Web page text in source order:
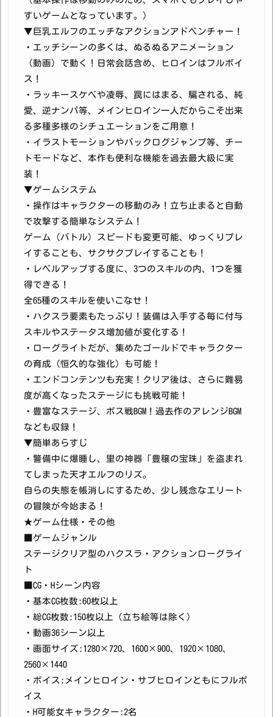
すいゲームとなっています。）
▼巨乳エルフのエッチなアクションアドベンチャー！
・エッチシーンの多くは、ぬるぬるアニメーション
（動画）で動く！日常会話含め、ヒロインはフルボイ
ス！
・ラッキースケベや凌辱、罠にはまる、騙される、純
愛、逆ナンパ等、メインヒロイン一人だからこそ出来
る多種多様のシチュエーションをご用意！
・イラストモーションやバックログジャンプ等、チー
トモードなど、本作も便利な機能を過去最大級に実
装！
▼ゲームシステム
・操作はキャラクターの移動のみ！立ち止まると自動
で攻撃する簡単なシステム！
ゲーム（バトル）スピードも変更可能、ゆっくりプレ
イすることも、サクサクプレイすることも！
・レベルアップする度に、3つのスキルの内、1つを獲
得できる！
全65種のスキルを使いこなせ！
・ハクスラ要素もたっぷり！装備は入手する毎に付与
スキルやステータス増加値が変化する！
・ローグライトだが、集めたゴールドでキャラクター
の育成（恒久的な強化）も可能！
・エンドコンテンツも充実！クリア後は、さらに難易
度が高くなったステージにも挑戦可能！
・豊富なステージ、ボス戦BGM！過去作のアレンジBGM
なども収録！
▼簡単あらすじ
・警備中に爆睡し、里の神器「豊穣の宝珠」を盗まれ
てしまった天才エルフのリズ。
自らの失態を帳消しにするため、少し残念なエリート
の冒険が今始まる！
★ゲーム仕様・その他
■ゲームジャンル
ステージクリア型のハクスラ・アクションローグライ
ト
■CG・Hシーン内容
・基本CG枚数:60枚以上
・総CG枚数:150枚以上（立ち絵等は除く）
・動画36シーン以上
・画面サイズ:1280×720、1600×900、1920×1080、
2560×1440
・ボイス:メインヒロイン・サブヒロインともにフルボ
イス
・H可能女キャラクター:2名